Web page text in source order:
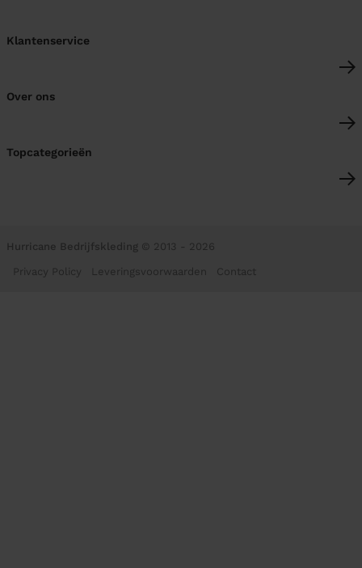
Klantenservice
Over ons
Topcategorieën
Hurricane Bedrijfskleding © 2013 - 2026
Privacy Policy Leveringsvoorwaarden Contact